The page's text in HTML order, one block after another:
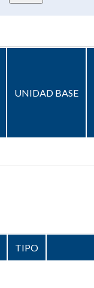
UNIDAD BASE
TIPO